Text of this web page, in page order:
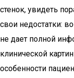
стенок, увидеть
свои недостатки:
не дает полной
клинической
особенности